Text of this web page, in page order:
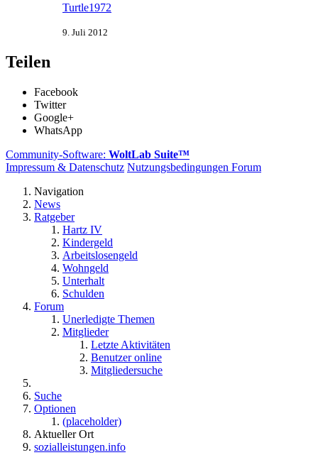
Turtle1972
9. Juli 2012
Teilen
Facebook
Twitter
Google+
WhatsApp
Community-Software: WoltLab Suite™
Impressum & Datenschutz Nutzungsbedingungen Forum
Navigation
News
Ratgeber
Hartz IV
Kindergeld
Arbeitslosengeld
Wohngeld
Unterhalt
Schulden
Forum
Unerledigte Themen
Mitglieder
Letzte Aktivitäten
Benutzer online
Mitgliedersuche
Suche
Optionen
(placeholder)
Aktueller Ort
sozialleistungen.info